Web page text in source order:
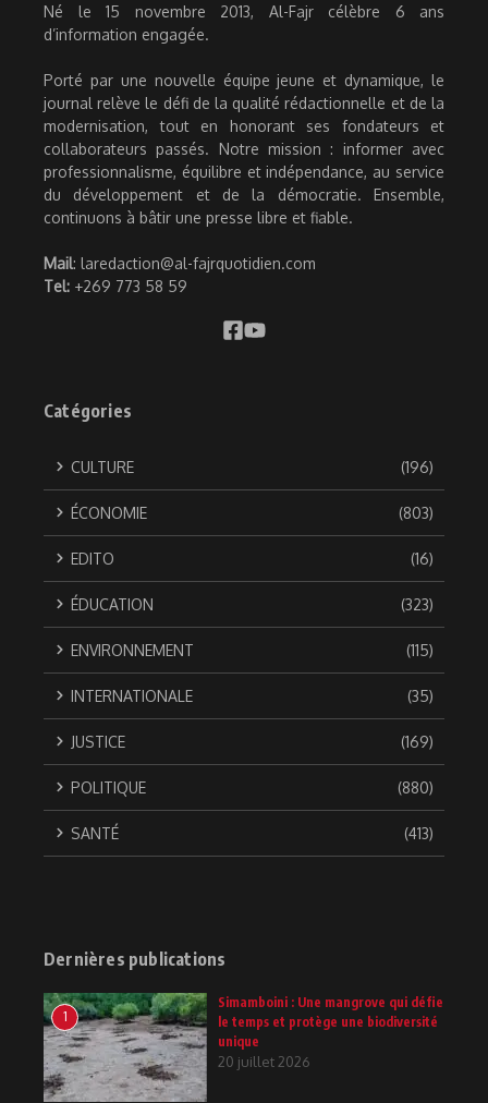
Né le 15 novembre 2013, Al-Fajr célèbre 6 ans
d’information engagée.
Porté par une nouvelle équipe jeune et dynamique, le
journal relève le défi de la qualité rédactionnelle et de la
modernisation, tout en honorant ses fondateurs et
collaborateurs passés. Notre mission : informer avec
professionnalisme, équilibre et indépendance, au service
du développement et de la démocratie. Ensemble,
continuons à bâtir une presse libre et fiable.
Mail: laredaction@al-fajrquotidien.com
Tel: +269 773 58 59
Catégories
CULTURE (196)
ÉCONOMIE (803)
EDITO (16)
ÉDUCATION (323)
ENVIRONNEMENT (115)
INTERNATIONALE (35)
JUSTICE (169)
POLITIQUE (880)
SANTÉ (413)
Dernières publications
1
Simamboini : Une mangrove qui défie
le temps et protège une biodiversité
unique
20 juillet 2026